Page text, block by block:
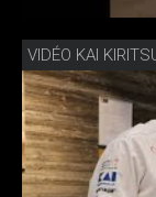
VIDÉO KAI